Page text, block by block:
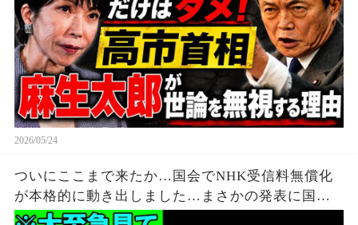
2026/05/24
ついにここまで来たか…国会でNHK受信料無償化
が本格的に動き出しました…まさかの発表に国会
騒然…全ての日本人は大至急見てください…【小